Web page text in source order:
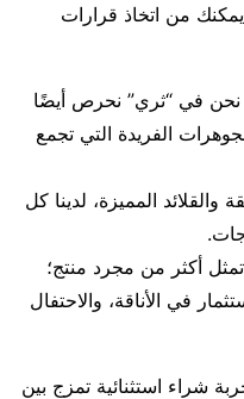
من اتخاذ قرارات
في “ثري” نحرص أيضًا
الفريدة التي تجمع
والقلائد المميزة، لدينا كل
أكثر من مجرد منتج؛
في الأناقة، والاحتفال
شراء استثنائية تمزج بين